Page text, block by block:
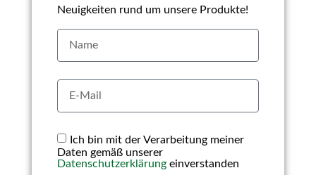
Neuigkeiten rund um unsere Produkte!
Ich bin mit der Verarbeitung meiner
Daten gemäß unserer
Datenschutzerklärungeinverstanden